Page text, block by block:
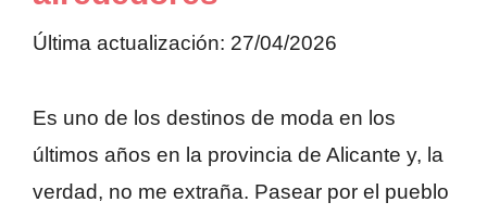
Última actualización: 27/04/2026
Es uno de los destinos de moda en los
últimos años en la provincia de Alicante y, la
verdad, no me extraña. Pasear por el pueblo